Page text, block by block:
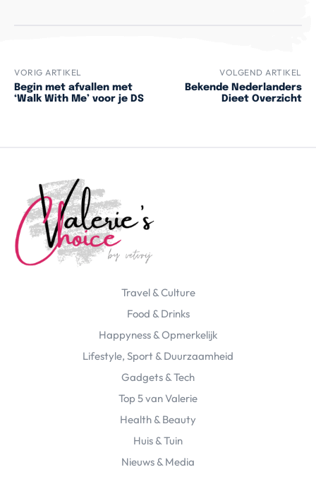
VORIG ARTIKEL
Begin met afvallen met
‘Walk With Me’ voor je DS
VOLGEND ARTIKEL
Bekende Nederlanders
Dieet Overzicht
Travel & Culture
Food & Drinks
Happyness & Opmerkelijk
Lifestyle, Sport & Duurzaamheid
Gadgets & Tech
Top 5 van Valerie
Health & Beauty
Huis & Tuin
Nieuws & Media